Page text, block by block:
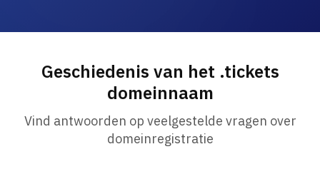
Geschiedenis van het .tickets
domeinnaam
Vind antwoorden op veelgestelde vragen over
domeinregistratie